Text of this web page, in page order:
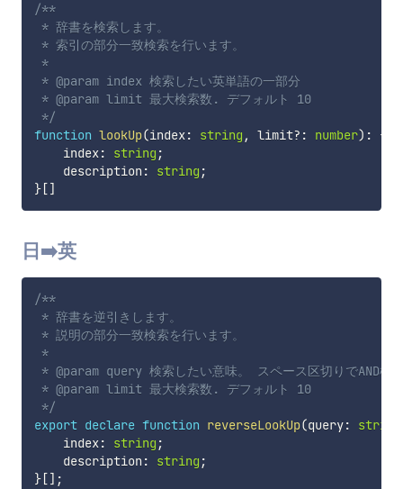
/**
* 辞書を検索します。
* 索引の部分一致検索を行います。
*
* @param index 検索したい英単語の一部分
* @param limit 最大検索数. デフォルト 10
*/
function lookUp(index: string , limit? : number) :
{
    index
: string ;
    description
: string ;
}[]
日➡️英
/**
* 辞書を逆引きします。
* 説明の部分一致検索を行います。
*
* @param query 検索したい意味。 スペース区切りでAND検
* @param limit 最大検索数. デフォルト 10
*/
export declare function reverseLookUp(query: string
    index
: string ;
    description
: string ;
}[] ;